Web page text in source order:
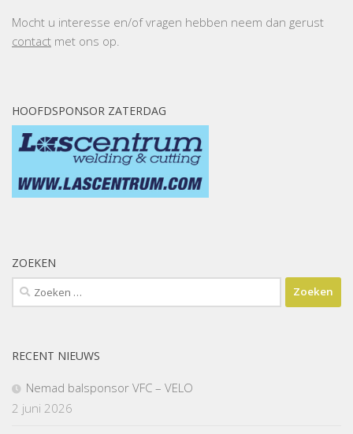
Mocht u interesse en/of vragen hebben neem dan gerust
contact met ons op.
HOOFDSPONSOR ZATERDAG
ZOEKEN
Zoeken
naar:
RECENT NIEUWS
Nemad balsponsor VFC – VELO
2 juni 2026